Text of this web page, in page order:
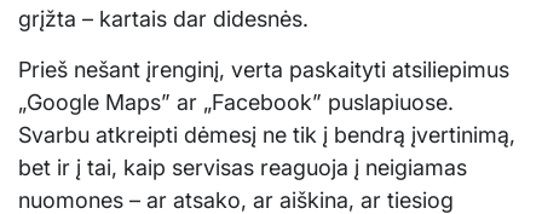
grįžta – kartais dar didesnės.
Prieš nešant įrenginį, verta paskaityti atsiliepimus
„Google Maps” ar „Facebook” puslapiuose.
Svarbu atkreipti dėmesį ne tik į bendrą įvertinimą,
bet ir į tai, kaip servisas reaguoja į neigiamas
nuomones – ar atsako, ar aiškina, ar tiesiog